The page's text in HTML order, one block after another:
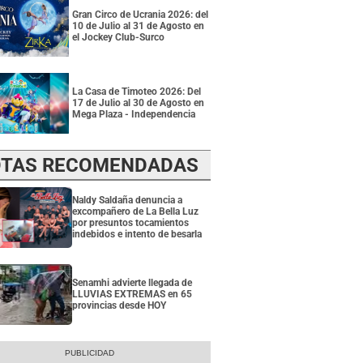
Gran Circo de Ucrania 2026: del
10 de Julio al 31 de Agosto en
el Jockey Club-Surco
La Casa de Timoteo 2026: Del
17 de Julio al 30 de Agosto en
Mega Plaza - Independencia
RECOMENDADAS
Naldy Saldaña denuncia a
excompañero de La Bella Luz
por presuntos tocamientos
indebidos e intento de besarla
Senamhi advierte llegada de
LLUVIAS EXTREMAS en 65
provincias desde HOY